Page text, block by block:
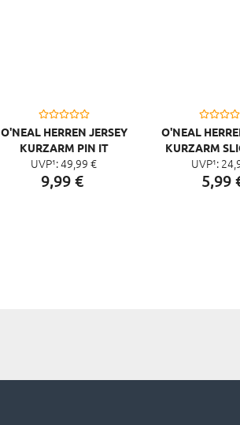
O'NEAL HERREN JERSEY
KURZARM PIN IT
UVP¹:49, 99 €
9,99 €
O'NEAL
KURZARM
UVP¹: 24,
5,99